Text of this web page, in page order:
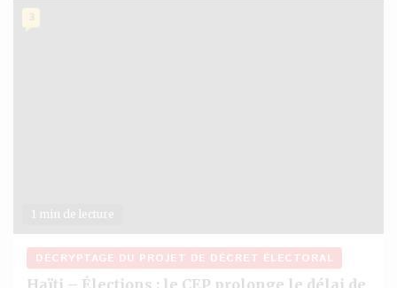
1 min de lecture
3
DÉCRYPTAGE DU PROJET DE DÉCRET ÉLECTORAL
Haïti – Élections : le CEP prolonge le délai de